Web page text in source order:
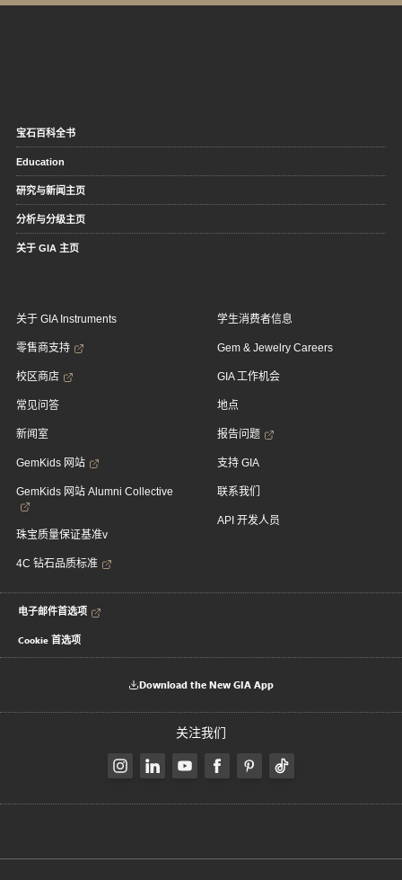
宝石百科全书
Education
研究与新闻主页
分析与分级主页
关于 GIA 主页
关于 GIA Instruments
零售商支持
校区商店
常见问答
新闻室
GemKids 网站
GemKids 网站 Alumni Collective
珠宝质量保证基准v
4C 钻石品质标准
学生消费者信息
Gem & Jewelry Careers
GIA 工作机会
地点
报告问题
支持 GIA
联系我们
API 开发人员
电子邮件首选项
Cookie 首选项
Download the New GIA App
关注我们